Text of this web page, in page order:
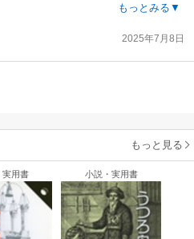
た点がなるほどと思いました
紋章の主以外で使えるのは、その後継
主の紋章の一部に個人を表すものを
か
けれど、ほとんど一代限りで途絶える
受け継がれる
ジが強い筆者が
もっとみる▼
2025年7月8日
もっと見る
実用書 小説・実用書